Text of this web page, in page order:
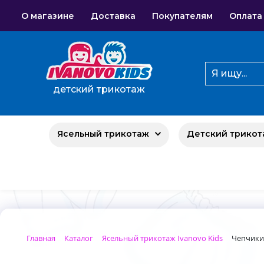
О магазине Доставка Покупателям Оплата
детский трикотаж
Ясельный трикотаж Детский
Главная Каталог Ясельный трикотаж Ivanovo Kids